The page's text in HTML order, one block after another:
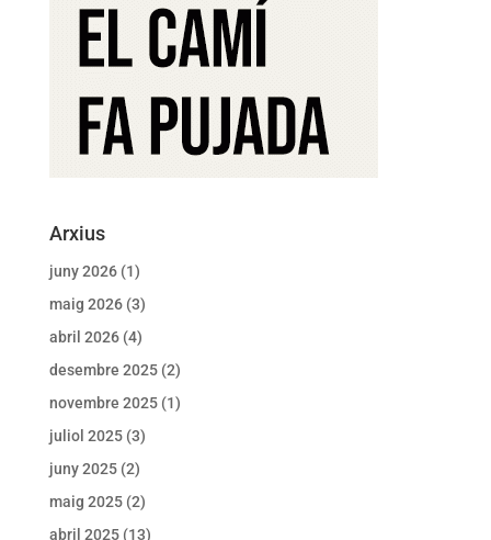
Arxius
juny 2026(1)
maig 2026(3)
abril 2026(4)
desembre 2025(2)
novembre 2025(1)
juliol 2025(3)
juny 2025(2)
maig 2025(2)
abril 2025(13)